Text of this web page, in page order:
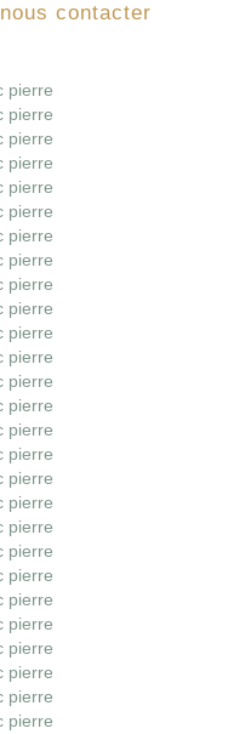
contacter
pierre
pierre
pierre
pierre
pierre
pierre
pierre
pierre
pierre
pierre
pierre
pierre
pierre
pierre
pierre
pierre
pierre
pierre
pierre
pierre
pierre
pierre
pierre
pierre
pierre
pierre
pierre